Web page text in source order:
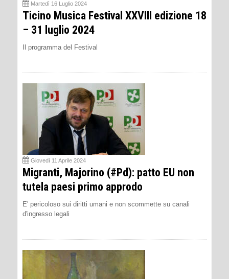
Martedì 16 Luglio 2024
Ticino Musica Festival XXVIII edizione 18
– 31 luglio 2024
Il programma del Festival
Giovedì 11 Aprile 2024
Migranti, Majorino (#Pd): patto EU non
tutela paesi primo approdo
E' pericoloso sui diritti umani e non scommette su canali
d'ingresso legali